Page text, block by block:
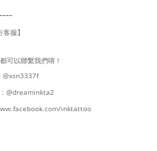
客服】
可以聯繫我們唷！
@xsn3337f
@dreaminkta2
inktattoo